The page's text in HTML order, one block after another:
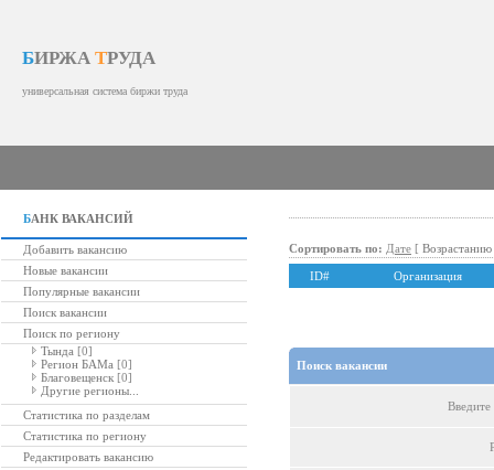
БИРЖА ТРУДА
универсальная система биржи труда
БАНК ВАКАНСИЙ
Добавить вакансию
Новые вакансии
Популярные вакансии
Поиск вакансии
Поиск по региону
Тында [0]
Регион БАМа [0]
Благовещенск [0]
Другие регионы...
Статистика по разделам
Статистика по региону
Редактировать вакансию
Сортировать по: Дате [ Возрастанию
ID# Организация
Поиск вакансии
Введите